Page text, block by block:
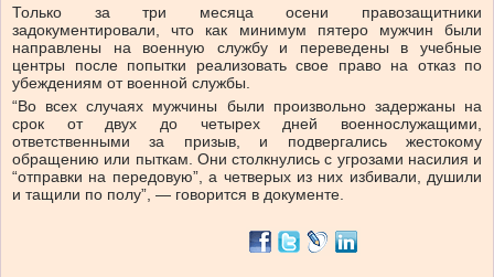
Только за три месяца осени правозащитники
задокументировали, что как минимум пятеро мужчин были
направлены на военную службу и переведены в учебные
центры после попытки реализовать свое право на отказ по
убеждениям от военной службы.
“Во всех случаях мужчины были произвольно задержаны на
срок от двух до четырех дней военнослужащими,
ответственными за призыв, и подвергались жестокому
обращению или пыткам. Они столкнулись с угрозами насилия и
“отправки на передовую”, а четверых из них избивали, душили
и тащили по полу”, — говорится в документе.